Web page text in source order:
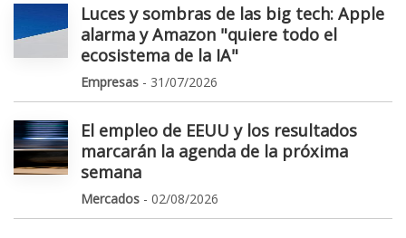
Luces y sombras de las big tech: Apple
alarma y Amazon "quiere todo el
ecosistema de la IA"
Empresas - 31/07/2026
El empleo de EEUU y los resultados
marcarán la agenda de la próxima
semana
Mercados - 02/08/2026